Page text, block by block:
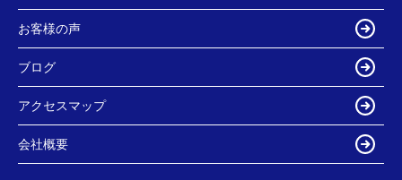
お客様の声
ブログ
アクセスマップ
会社概要